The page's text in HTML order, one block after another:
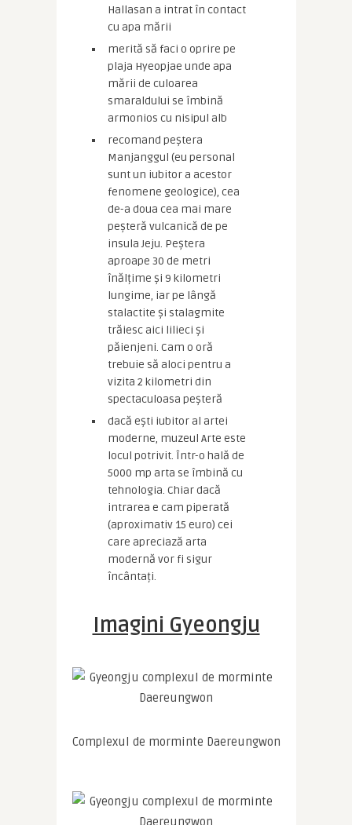
Hallasan a intrat în contact
cu apa mării
merită să faci o oprire pe
plaja Hyeopjae unde apa
mării de culoarea
smaraldului se îmbină
armonios cu nisipul alb
recomand peștera
Manjanggul (eu personal
sunt un iubitor a acestor
fenomene geologice), cea
de-a doua cea mai mare
peșteră vulcanică de pe
insula Jeju. Peștera
aproape 30 de metri
înălțime și 9 kilometri
lungime, iar pe lângă
stalactite și stalagmite
trăiesc aici lilieci și
păienjeni. Cam o oră
trebuie să aloci pentru a
vizita 2 kilometri din
spectaculoasa peșteră
dacă ești iubitor al artei
moderne, muzeul Arte este
locul potrivit. Într-o hală de
5000 mp arta se îmbină cu
tehnologia. Chiar dacă
intrarea e cam piperată
(aproximativ 15 euro) cei
care apreciază arta
modernă vor fi sigur
încântați.
Imagini Gyeongju
Complexul de morminte Daereungwon